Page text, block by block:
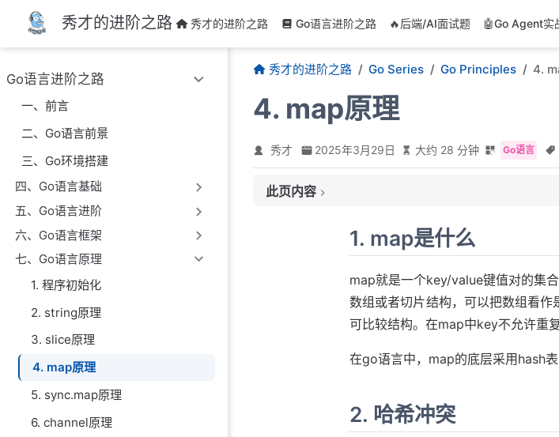
跳至主要內容秀才的进阶之路 秀才的进阶之路 Go语言进阶之路 🔥后端/AI面试题 🤖Go Agent实
Go语言进阶之路
一、前言
二、Go语言前景
三、Go环境搭建
四、Go语言基础
五、Go语言进阶
六、Go语言框架
七、Go语言原理
1. 程序初始化
2. string原理
3. slice原理
4. map原理
5. sync.map原理
6. channel原理
秀才的进阶之路 Go Series Go Principles 4.
4. map原理
秀才 2025年3月29日 大约 28 分钟 Go语言
此页内容
3. go语言map的底层结构
3.1 map的访问原理
1. map是什么
map就是一个key/value键值对的集
数组或者切片结构，可以把数组看
可比较结构。在map中key不允许重
在go语言中，map的底层采用hash
2. 哈希冲突